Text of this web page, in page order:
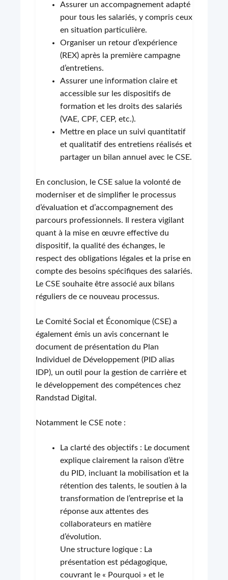
Assurer un accompagnement adapté
pour tous les salariés, y compris ceux
en situation particulière.
Organiser un retour d’expérience
(REX) après la première campagne
d’entretiens.
Assurer une information claire et
accessible sur les dispositifs de
formation et les droits des salariés
(VAE, CPF, CEP, etc.).
Mettre en place un suivi quantitatif
et qualitatif des entretiens réalisés et
partager un bilan annuel avec le CSE.
En conclusion, le CSE salue la volonté de
moderniser et de simplifier le processus
d’évaluation et d’accompagnement des
parcours professionnels. Il restera vigilant
quant à la mise en œuvre effective du
dispositif, la qualité des échanges, le
respect des obligations légales et la prise en
compte des besoins spécifiques des salariés.
Le CSE souhaite être associé aux bilans
réguliers de ce nouveau processus.
Le Comité Social et Économique (CSE) a
également émis un avis concernant le
document de présentation du Plan
Individuel de Développement (PID alias
IDP), un outil pour la gestion de carrière et
le développement des compétences chez
Randstad Digital.
Notamment le CSE note :
La clarté des objectifs : Le document
explique clairement la raison d’être
du PID, incluant la mobilisation et la
rétention des talents, le soutien à la
transformation de l’entreprise et la
réponse aux attentes des
collaborateurs en matière
d’évolution.
Une structure logique : La
présentation est pédagogique,
couvrant le « Pourquoi » et le